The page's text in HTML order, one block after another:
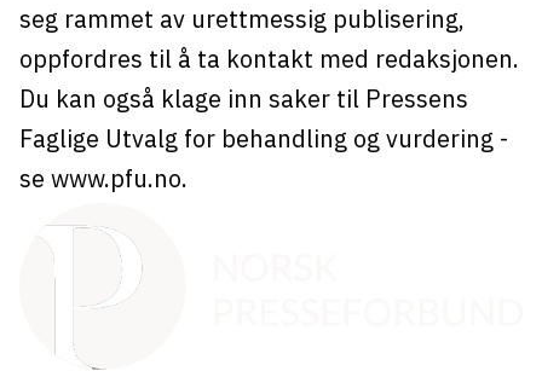
seg rammet av urettmessig publisering,
oppfordres til å ta kontakt med redaksjonen.
Du kan også klage inn saker til Pressens
Faglige Utvalg for behandling og vurdering -
se www.pfu.no.